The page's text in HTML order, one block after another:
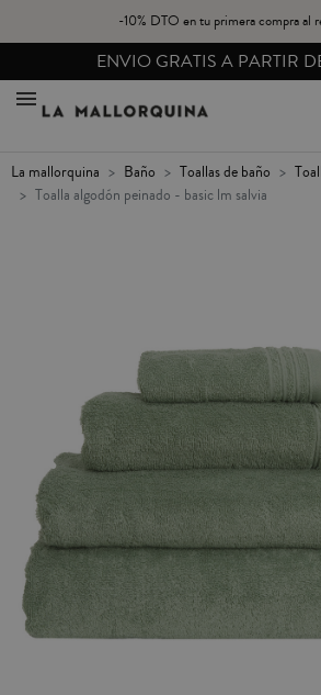
-10% DTO en tu primera compra al
ENVIO GRATIS A PARTIR
la mallorquina baño toallas de baño
toalla algodón peinado - basic lm salvia